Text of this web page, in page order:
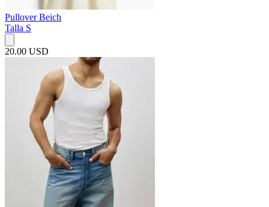
Pullover Beich
Talla S
20.00 USD